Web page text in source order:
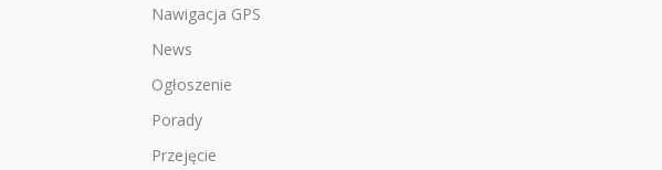
Nawigacja GPS
News
Ogłoszenie
Porady
Przejęcie